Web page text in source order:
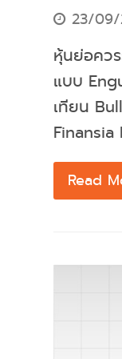
23/09/
หุ้นย่อคว
แบบ
เทียน
Read